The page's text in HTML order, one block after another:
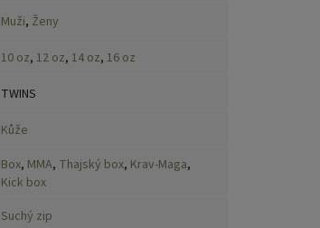
Muži, Ženy
10 oz, 12 oz, 14 oz, 16 oz
TWINS
Kůže
Box, MMA, Thajský box, Krav-Maga,
Kick box
Suchý zip